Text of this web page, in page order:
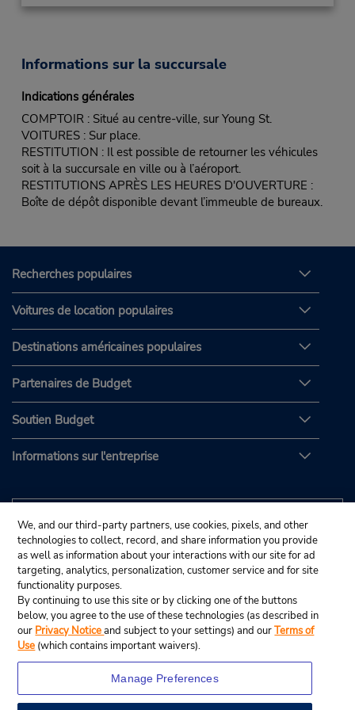
Informations sur la succursale
Indications générales
COMPTOIR : Situé au centre-ville, sur Young St.
VOITURES : Sur place.
RESTITUTION : Il est possible de retourner les véhicules
soit à la succursale en ville ou à l’aéroport.
RESTITUTIONS APRÈS LES HEURES D'OUVERTURE :
Boîte de dépôt disponible devant l’immeuble de bureaux.
Recherches populaires
Voitures de location populaires
Destinations américaines populaires
Partenaires de Budget
Soutien Budget
Informations sur l'entreprise
We, and our third-party partners, use cookies, pixels, and other
technologies to collect, record, and share information you provide
as well as information about your interactions with our site for ad
targeting, analytics, personalization, customer service and for site
functionality purposes.
By continuing to use this site or by clicking one of the buttons
below, you agree to the use of these technologies (as described in
our Privacy Noticeand subject to your settings) and ourTerms of
Use (which contains important waivers).
Manage Preferences